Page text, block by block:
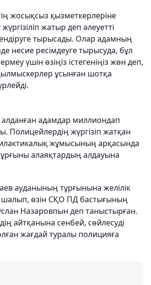
жосықсыз қызметкерлеріне
жатыр деп әлеуетті
тырысады. Олар адамның
несие ресімдеуге тырысуда, бұл
үшін өзіңіз істегеніңіз жөн деп,
ұсынған шотқа
алданған адамдар миллиондап
Полицейлердің жүргізіп жатқан
жұмысының арқасында
алаяқтардың алдауына
ауданының тұрғынына желілік
өзін СҚО ПД бастығының
Назаровпын деп таныстырған.
айтқанына сенбей, сөйлесуді
жағдай туралы полицияға